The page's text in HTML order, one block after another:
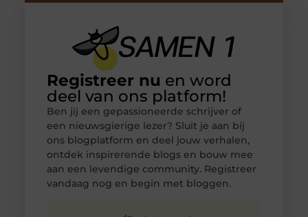
Registreer nu en word
deel van ons platform!
Ben jij een gepassioneerde schrijver of
een nieuwsgierige lezer? Sluit je aan bij
ons blogplatform en deel jouw verhalen,
ontdek inspirerende blogs en bouw mee
aan een levendige community. Registreer
vandaag nog en begin met bloggen.